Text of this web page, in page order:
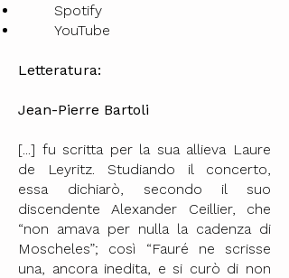
Spotify
YouTube
Letteratura:
Jean-Pierre Bartoli
[...] fu scritta per la sua allieva Laure
de Leyritz. Studiando il concerto,
essa dichiarò, secondo il suo
discendente Alexander Ceillier, che
“non amava per nulla la cadenza di
Moscheles”; così “Fauré ne scrisse
una, ancora inedita, e si curò di non